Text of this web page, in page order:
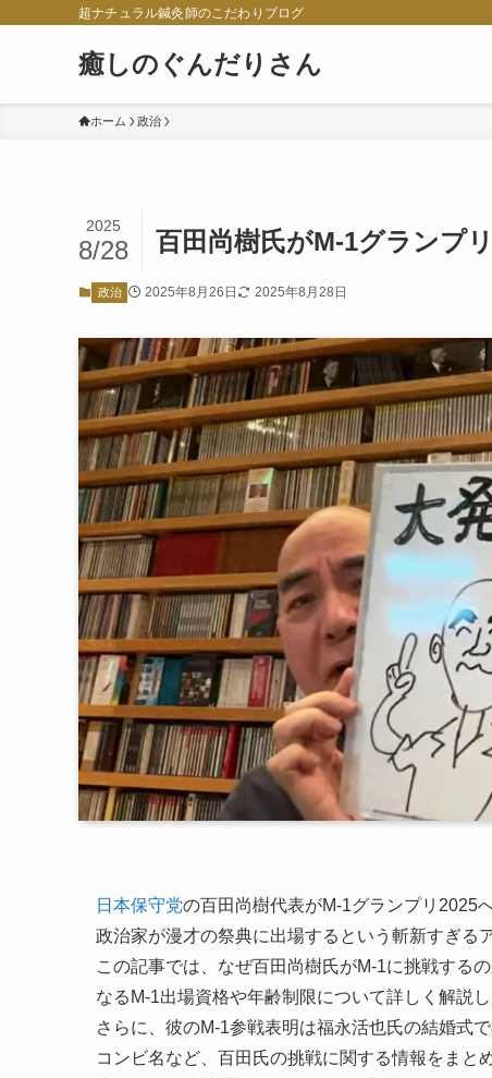
超ナチュラル鍼灸師のこだわりブログ
癒しのぐんだりさん
ホーム 政治
百田尚樹氏がM-1グランプ
2025
8/28
政治 2025年8月26日 2025年8月28日
日本保守党の百田尚樹代表がM-1グランプリ2025
政治家が漫才の祭典に出場するという斬新すぎる
この記事では、なぜ百田尚樹氏がM-1に挑戦する
なるM-1出場資格や年齢制限について詳しく解説し
さらに、彼のM-1参戦表明は福永活也氏の結婚式
コンビ名など、百田氏の挑戦に関する情報をまと